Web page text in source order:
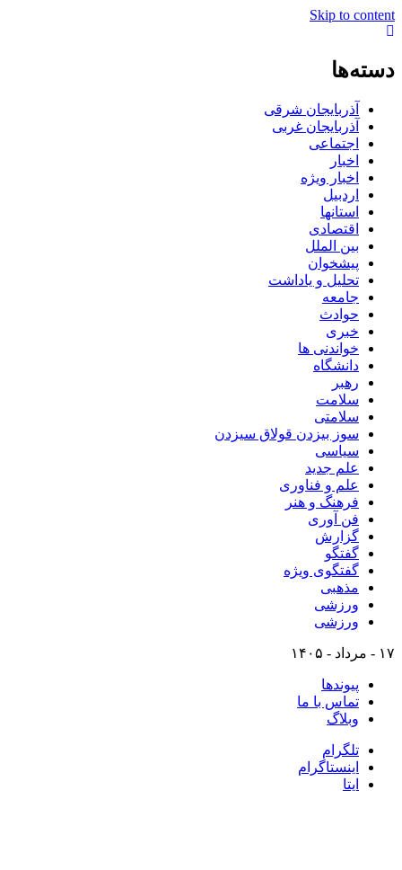
Skip to content
دسته‌ها
آذربایجان شرقی
آذربایجان غربی
اجتماعی
اخبار
اخبار ویژه
اردبیل
استانها
اقتصادی
بین الملل
پیشخوان
تحلیل و یاداشت
جامعه
حوادث
خبری
خواندنی ها
دانشگاه
رهبر
سلامت
سلامتی
سوز بیزدن قولاق سیزدن
سیاسی
علم جدید
علم و فناوری
فرهنگ و هنر
فن آوری
گزارش
گفتگو
گفتگوی ویژه
مذهبی
ورزشی
ورزشی
۱۷ - مرداد - ۱۴۰۵
پیوندها
تماس با ما
وبلاگ
تلگرام
اینستاگرام
ایتا